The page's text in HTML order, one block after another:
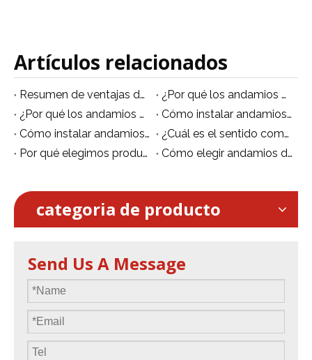
Artículos relacionados
Resumen de ventajas del andamio móvil de aluminio
¿Por qué los andamios de aluminio son multifuncionales?
¿Por qué los andamios de aluminio se están volviendo populares?
Cómo instalar andamios de aluminio no estándar
Cómo instalar andamios de aluminio de forma segura.
¿Cuál es el sentido común para el uso de andamios de aluminio?
Por qué elegimos producir andamios de aluminio
Cómo elegir andamios de aluminio
categoria de producto
Send Us A Message